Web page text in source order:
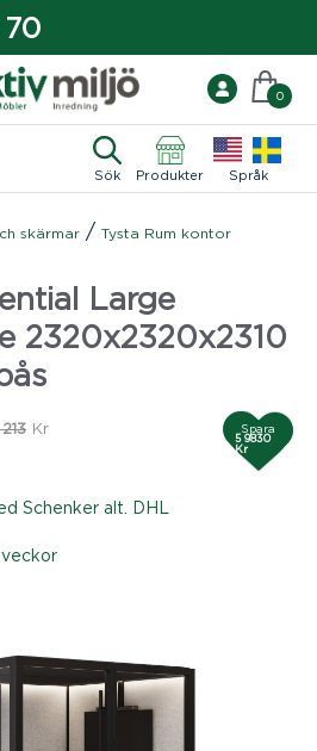
70
Sök Produkter Språk
0
skärmar / Tysta Rum kontor
Large
2320x2320x2310
Kr Spara
5 9830
Kr
Schenker alt. DHL